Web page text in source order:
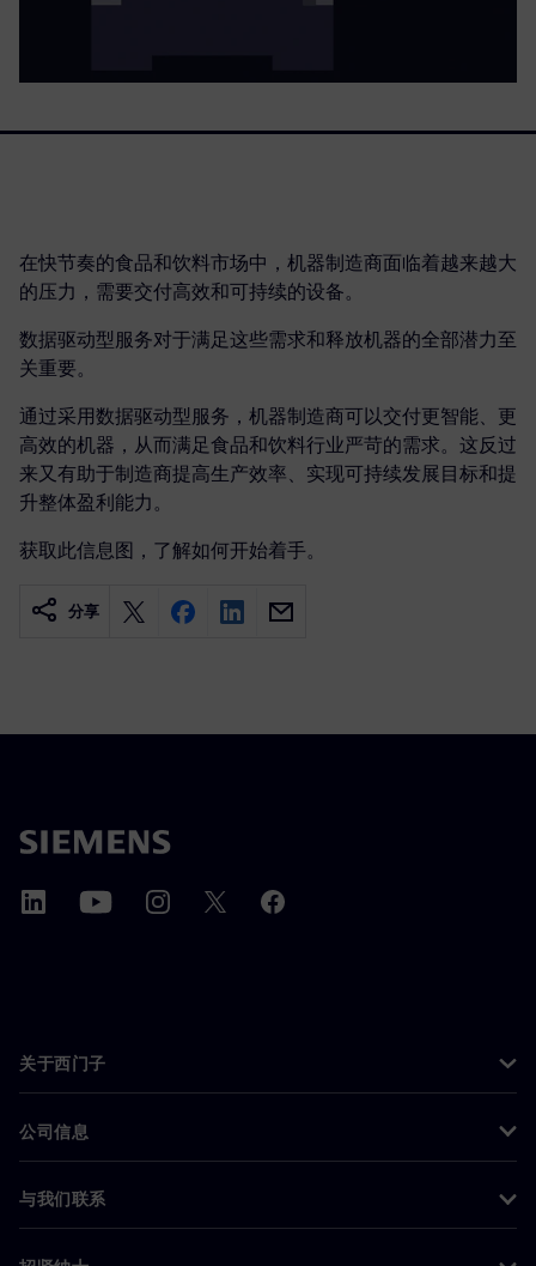
在快节奏的食品和饮料市场中，机器制造商面临着越来越大
的压力，需要交付高效和可持续的设备。
数据驱动型服务对于满足这些需求和释放机器的全部潜力至
关重要。
通过采用数据驱动型服务，机器制造商可以交付更智能、更
高效的机器，从而满足食品和饮料行业严苛的需求。这反过
来又有助于制造商提高生产效率、实现可持续发展目标和提
升整体盈利能力。
获取此信息图，了解如何开始着手。
分享
关于西门子
公司信息
与我们联系